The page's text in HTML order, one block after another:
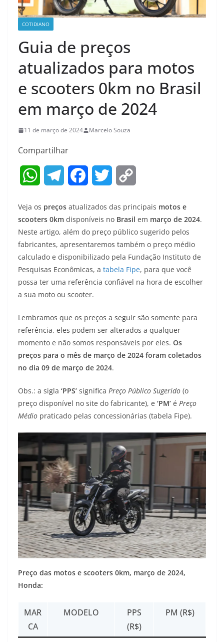
COTIDIANO
Guia de preços
atualizados para motos
e scooters 0km no Brasil
em março de 2024
11 de março de 2024 Marcelo Souza
Compartilhar
W
a
t
s
A
p
p
e
g
r
a
m
c
e
b
o
o
k
i
t
t
e
p
y
L
i
k
Veja os preços atualizados das principais motos e
scooters 0km disponíveis no Brasil em março de 2024.
Neste artigo, além do preço público sugerido pelos
fabricantes, apresentaremos também o preço médio
calculado e disponibilizado pela Fundação Instituto de
Pesquisas Econômicas, a tabela Fipe, para que você
possa ter uma referência confiável na hora de escolher
a sua moto ou scooter.
Lembramos que os preços a seguir são somente para
referência, eles podem ser alterados a qualquer
momento e não somos responsáveis por eles. Os
preços para o mês de março de 2024 foram coletados
no dia 09 de março de 2024.
Obs.: a sigla ‘PPS’ significa Preço Público Sugerido (o
preço disponível no site do fabricante), e ‘PM’ é Preço
Médio praticado pelas concessionárias (tabela Fipe).
Preço das motos e scooters 0km, março de 2024,
Honda:
MAR
CA
MODELO
PPS
(R$)
PM (R$)